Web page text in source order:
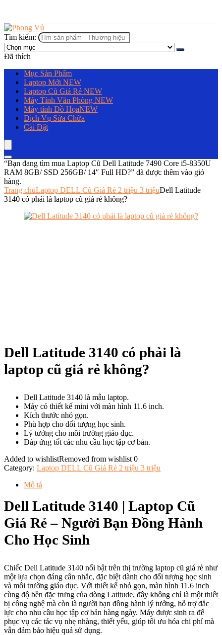
Tìm kiếm:
Đã thích
Mục Sản Phẩm
Laptop Mới NEW
Laptop Cũ Giá Rẻ NEW
Máy Tính Văn Phòng NEW
Máy tính Đồ HọaNEW
Dịch Vụ Sửa Chữa
Cài Đặt
“Bạn đang tìm mua Laptop Cũ Dell Latitude 7490 Core i5-8350U
RAM 8GB/ SSD 256GB/ 14″ Full HD?” đã được thêm vào giỏ
hàng.
Trang chủLaptop DELL Cũ Giá Rẻ 2 triệu 3 triệuDell Latitude
3140 có phải là laptop cũ giá rẻ không?
Dell Latitude 3140 có phải là
laptop cũ giá rẻ không?
Dell Latitude 3140 là mẫu laptop.
Máy có thiết kế mini với màn hình 11.6 inch.
Kích thước nhỏ gọn.
Phù hợp cho đối tượng học sinh.
Lý tưởng cho môi trường giáo dục.
Đáp ứng tốt các nhu cầu học tập cơ bản.
Added to wishlistRemoved from wishlist 0
Category: Laptop DELL Cũ Giá Rẻ 2 triệu 3 triệu
Mô tả
Dell Latitude 3140 | Laptop Cũ
Giá Rẻ – Người Bạn Đồng Hành
Cho Học Sinh
Chiếc Dell Latitude 3140 nổi bật trên thị trường laptop cũ giá rẻ như
một lựa chọn đáng cân nhắc, đặc biệt dành cho đối tượng học sinh
và môi trường giáo dục. Với thiết kế nhỏ gọn, màn hình 11.6 inch
cùng độ bền đặc trưng của dòng Latitude, đây không chỉ là một thiết
bị công nghệ mà còn là người bạn đồng hành lý tưởng, hỗ trợ đắc
lực cho nhu cầu học tập cơ bản hàng ngày. Máy được sinh ra để
phục vụ các tác vụ nhẹ nhàng, thiết yếu, giúp tối ưu hóa chi phí mà
vẫn đảm bảo hiệu quả sử dụng.